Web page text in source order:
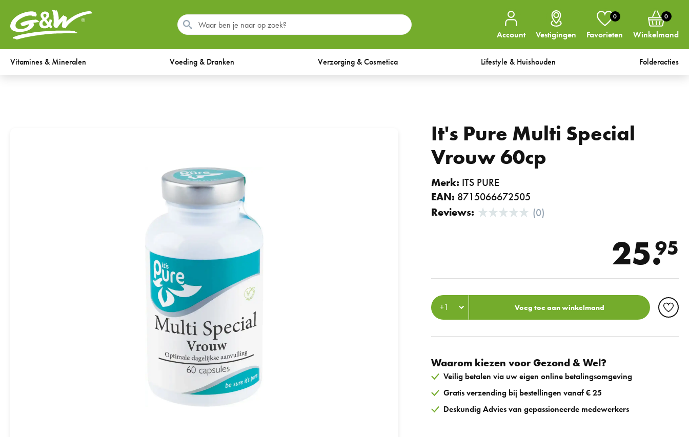
Account Vestigingen
0
Favorieten
0
Winkelmand
Vitamines & Mineralen Voeding & Dranken Verzorging & Cosmetica Lifestyle & Huishouden Folderacties
It's Pure Multi Special
Vrouw 60cp
Merk: ITS PURE
EAN: 8715066672505
Reviews:
(0)
25.
95
Voeg toe aan winkelmand
Waarom kiezen voor Gezond & Wel?
Veilig betalen via uw eigen online betalingsomgeving
Gratis verzending bij bestellingen vanaf € 25
Deskundig Advies van gepassioneerde medewerkers